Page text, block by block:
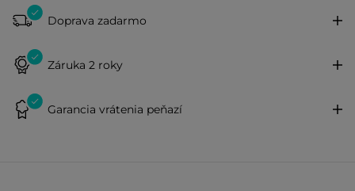
Doprava zadarmo
Záruka 2 roky
Garancia vrátenia peňazí